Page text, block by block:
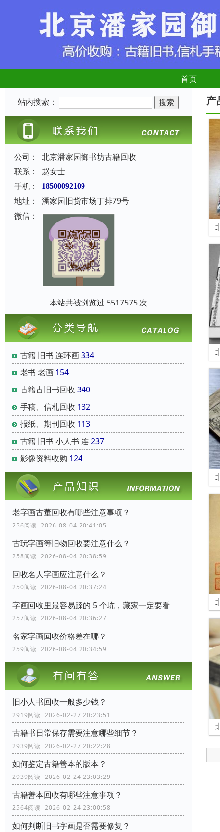
首页
站内搜索：
公司：
北京潘家园御书坊古籍回收
联系：
赵女士
手机：
18500092109
地址：
潘家园旧货市场丁排79号
微信：
本站共被浏览过 5517575 次
古籍 旧书 连环画334
老书 老画 154
古籍古旧书回收 340
手稿、信札回收 132
报纸、期刊回收 113
古籍 旧书 小人书 连237
影像资料收购 124
老字画古董回收有哪些注意事项？
256阅读 2026-08-04 20:41:05
古玩字画等旧物回收要注意什么？
258阅读 2026-08-04 20:38:59
回收名人字画应注意什么？
250阅读 2026-08-04 20:37:24
字画回收里最容易踩的 5 个坑，藏家一定要看
257阅读 2026-08-04 20:36:27
名家字画回收价格差在哪？
259阅读 2026-08-04 20:34:59
旧小人书回收一般多少钱？
2919阅读 2026-02-27 20:23:51
古籍书日常保存需要注意哪些细节？
2939阅读 2026-02-27 20:22:28
如何鉴定古籍善本的版本？
2939阅读 2026-02-24 23:03:29
古籍善本回收有哪些注意事项？
2564阅读 2026-02-24 23:00:58
如何判断旧书字画是否需要修复？
产